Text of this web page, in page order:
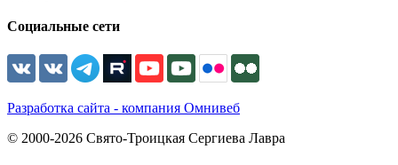
Социальные сети
Разработка сайта - компания Омнивеб
© 2000-2026 Свято-Троицкая Сергиева Лавра